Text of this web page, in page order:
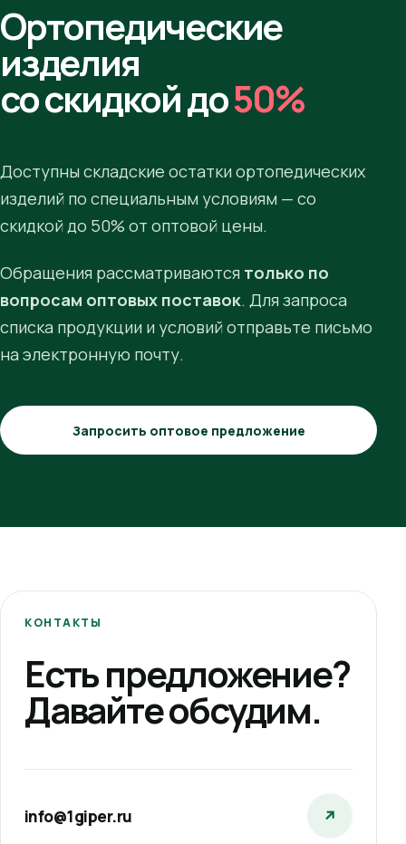
Ортопедические
изделия
со скидкой до50%
Доступны складские остатки ортопедических
изделий по специальным условиям — со
скидкой до 50% от оптовой цены.
Обращения рассматриваются только по
вопросам оптовых поставок. Для запроса
списка продукции и условий отправьте письмо
на электронную почту.
Запросить оптовое предложение
КОНТАКТЫ
Есть предложение?
Давайте обсудим.
info@1giper.ru ↗